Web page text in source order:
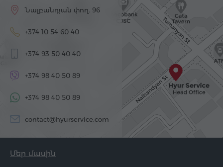
Նալբանդյան փող. 96
+374 10 54 60 40
+374 93 50 40 40
+374 98 40 50 89
+374 98 40 50 89
contact@hyurservice.com
Մեր մասին